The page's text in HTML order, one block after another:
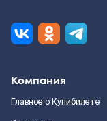
Компания
Главное о Купибилете